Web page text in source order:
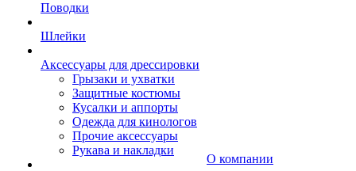
Поводки
Шлейки
Аксессуары для дрессировки
Грызаки и ухватки
Защитные костюмы
Кусалки и аппорты
Одежда для кинологов
Прочие аксессуары
Рукава и накладки
О компании